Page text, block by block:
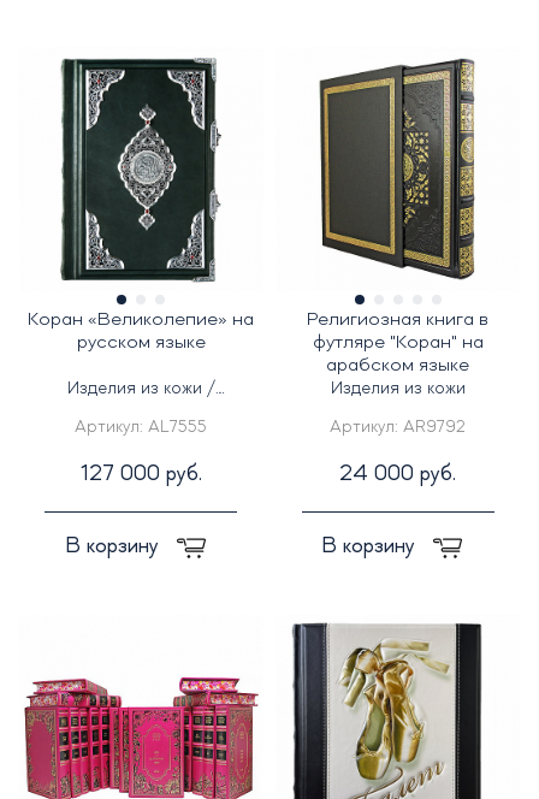
Коран «Великолепие» на
русском языке
Изделия из кожи /
Артикул:AL7555
127 000 руб.
В корзину
Религиозная книга в
футляре "Коран" на
арабском языке
Изделия из кожи
Артикул:AR9792
24 000 руб.
В корзину